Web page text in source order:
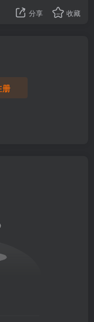
分享 收藏
册